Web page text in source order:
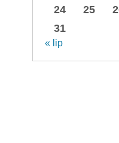
24
25
31
« lip